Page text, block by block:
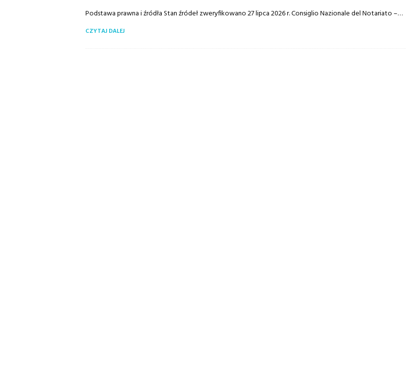
Podstawa prawna i źródła Stan źródeł zweryfikowano 27 lipca 2026 r. Consiglio Nazionale del Notariato –…
CZYTAJ DALEJ